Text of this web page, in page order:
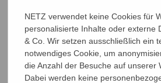
NETZ Partnerschaft für Entwicklung und
Marktlaubenstraße 9
NETZ verwendet keine Cookies für
personalisierte Inhalte oder externe
& Co. Wir setzen ausschließlich ein
notwendiges Cookie, um
die Anzahl der Besuche auf unserer
Dabei werden keine